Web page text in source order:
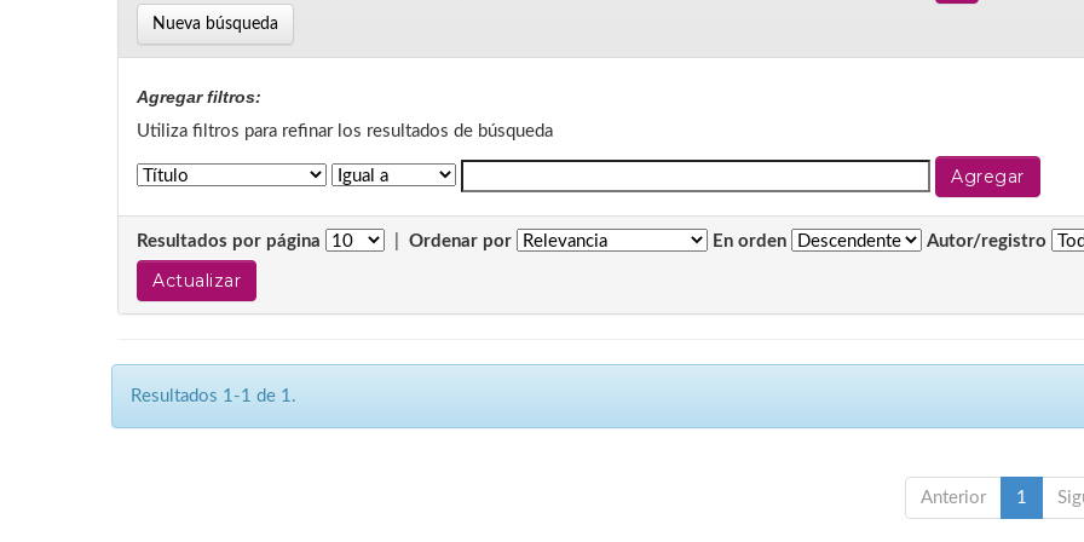
Nueva búsqueda
Agregar filtros:
Utiliza filtros para refinar los resultados de búsqueda
Resultados por página Ordenar por En orden Autor/registro
Resultados 1-1 de 1.
Anterior 1